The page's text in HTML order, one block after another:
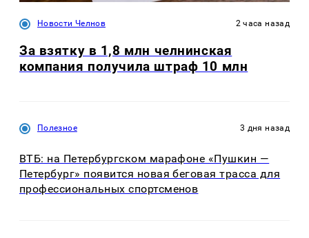
Новости Челнов 2 часа назад
За взятку в 1,8 млн челнинская
компания получила штраф 10 млн
Полезное 3 дня назад
ВТБ: на Петербургском марафоне «Пушкин —
Петербург» появится новая беговая трасса для
профессиональных спортсменов